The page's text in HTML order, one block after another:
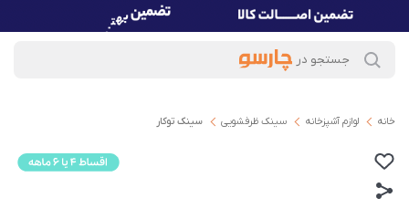
خانه لوازم آشپزخانه سینک ظرفشویی سینک توکار